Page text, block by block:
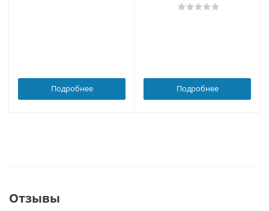
Подробнее Подробнее
Отзывы